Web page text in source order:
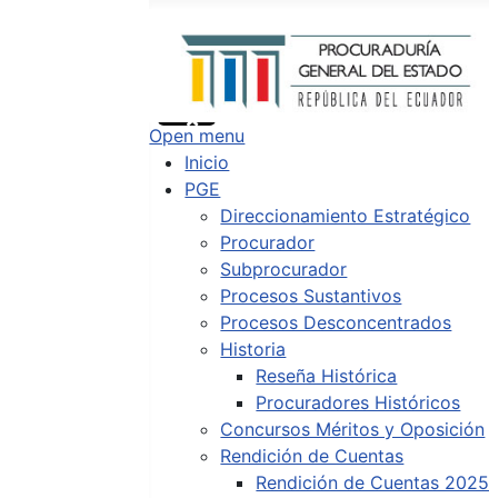
Buscar
Type 2 or more characters for results.
Open menu
Inicio
PGE
Direccionamiento Estratégico
Procurador
Subprocurador
Procesos Sustantivos
Procesos Desconcentrados
Historia
Reseña Histórica
Procuradores Históricos
Concursos Méritos y Oposición
Rendición de Cuentas
Rendición de Cuentas 2025